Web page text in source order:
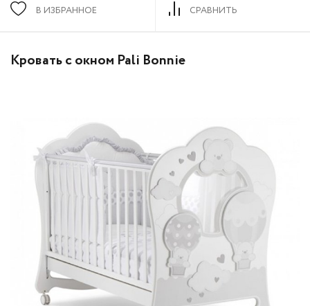
В ИЗБРАННОЕ СРАВНИТЬ
Кровать с окном Pali Bonnie